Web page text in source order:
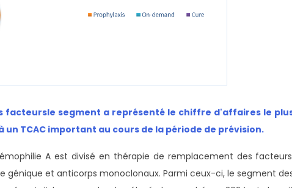
facteursle segment a représenté le chiffre d'affaires le
TCAC important au cours de la période de prévision.
A est divisé en thérapie de remplacement des
génique et anticorps monoclonaux. Parmi ceux-ci, le segment